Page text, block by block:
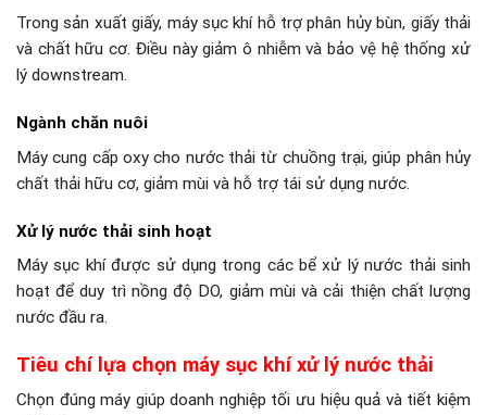
Trong sản xuất giấy, máy sục khí hỗ trợ phân hủy bùn, giấy thải
và chất hữu cơ. Điều này giảm ô nhiễm và bảo vệ hệ thống xử
lý downstream.
Ngành chăn nuôi
Máy cung cấp oxy cho nước thải từ chuồng trại, giúp phân hủy
chất thải hữu cơ, giảm mùi và hỗ trợ tái sử dụng nước.
Xử lý nước thải sinh hoạt
Máy sục khí được sử dụng trong các bể xử lý nước thải sinh
hoạt để duy trì nồng độ DO, giảm mùi và cải thiện chất lượng
nước đầu ra.
Tiêu chí lựa chọn máy sục khí xử lý nước thải
Chọn đúng máy giúp doanh nghiệp tối ưu hiệu quả và tiết kiệm